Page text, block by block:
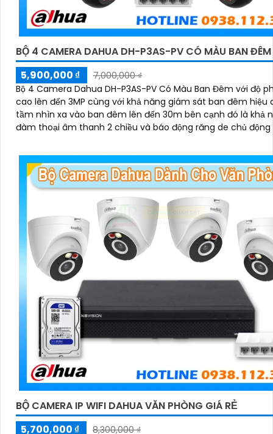
BỘ 4 CAMERA DAHUA DH-P3AS-PV CÓ MÀU BAN ĐÊM
5,900,000 ₫
7,000,000 ₫
Bộ 4 Camera Dahua DH-P3AS-PV Có Màu Ban Đêm với độ
cao lên đến 3MP cùng với khả năng giám sát ban đêm hiệu
tầm nhìn xa vào ban đêm lên đến 30m bên cạnh đó là khả
đàm thoại âm thanh 2 chiều và báo động răng de chủ
BỘ CAMERA IP WIFI DAHUA VĂN PHÒNG GIÁ RẺ
5,700,000 ₫
8,300,000 ₫